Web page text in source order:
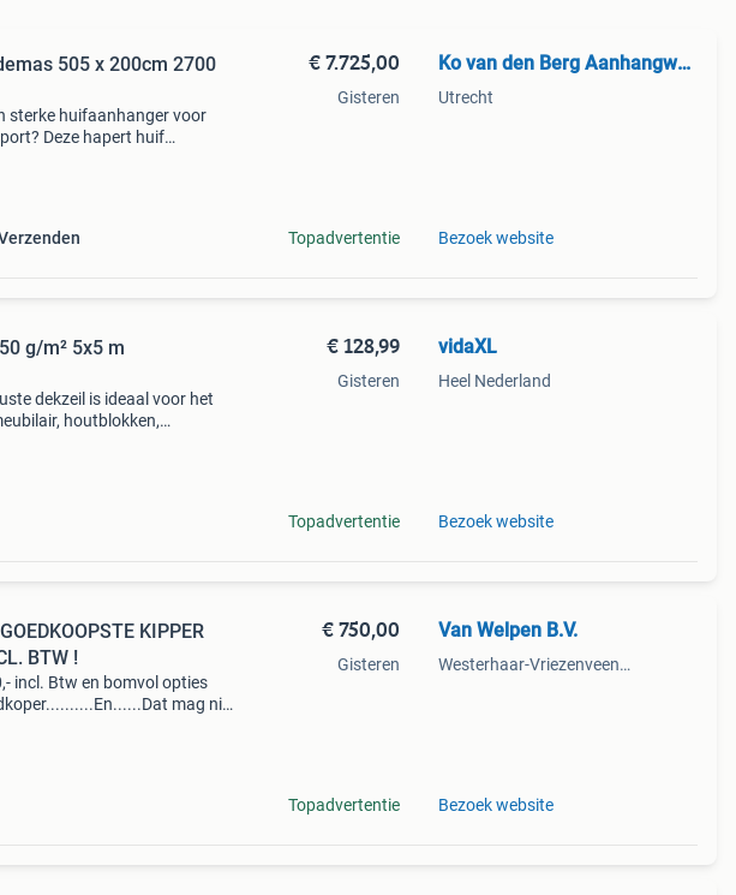
505 x 200cm 2700
sterke huifaanhanger voor
Deze hapert huif
€ 7.725,00
Gisteren
Topadvertentie
Ko van den Berg Aanhangwagens
Utrecht
Bezoek website
g/m² 5x5 m
dekzeil is ideaal voor het
houtblokken,
€ 128,99
Gisteren
Topadvertentie
vidaXL
Heel Nederland
Bezoek website
KIPPER
BTW !
incl. Btw en bomvol opties
mag niet
€ 750,00
Gisteren
Topadvertentie
Van Welpen B.V.
Westerhaar-Vriezenveensewijk
Bezoek website